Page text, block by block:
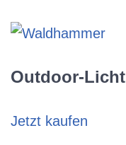
Outdoor-Licht
Jetzt kaufen